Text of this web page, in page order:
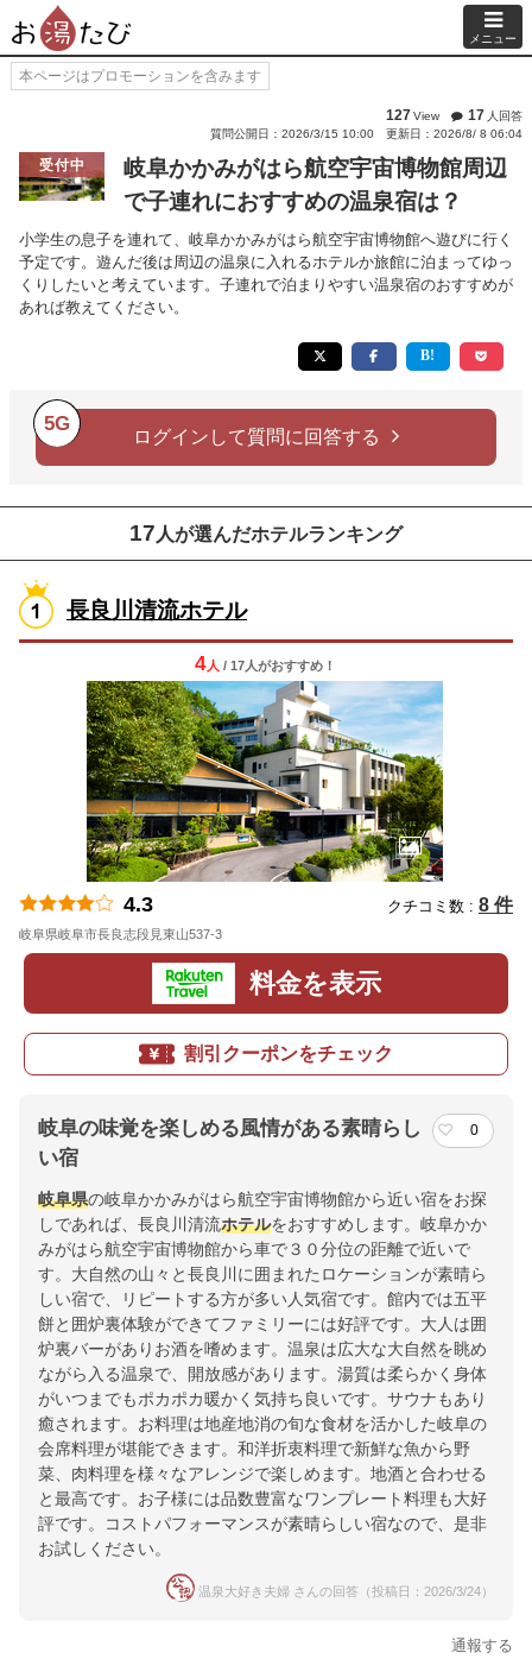
メニュー
本ページはプロモーションを含みます
127View 17 人回答
質問公開日：2026/3/15 10:00
更新日：2026/8/ 8 06:04
受付中
岐阜かかみがはら航空宇宙博物館周辺
で子連れにおすすめの温泉宿は？
小学生の息子を連れて、岐阜かかみがはら航空宇宙博物館へ遊びに行く
予定です。遊んだ後は周辺の温泉に入れるホテルか旅館に泊まってゆっ
くりしたいと考えています。子連れで泊まりやすい温泉宿のおすすめが
あれば教えてください。
5G
ログインして質問に回答する
17 人が選んだホテルランキング
長良川清流ホテル
4人 / 17人がおすすめ！
4.3 クチコミ数 : 8 件
岐阜県岐阜市長良志段見東山537-3
料金を表示
割引クーポンをチェック
岐阜の味覚を楽しめる風情がある素晴らし
い宿
0
岐阜県の岐阜かかみがはら航空宇宙博物館から近い宿をお探
しであれば、長良川清流ホテルをおすすめします。岐阜かか
みがはら航空宇宙博物館から車で３０分位の距離で近いで
す。大自然の山々と長良川に囲まれたロケーションが素晴ら
しい宿で、リピートする方が多い人気宿です。館内では五平
餅と囲炉裏体験ができてファミリーには好評です。大人は囲
炉裏バーがありお酒を嗜めます。温泉は広大な大自然を眺め
ながら入る温泉で、開放感があります。湯質は柔らかく身体
がいつまでもポカポカ暖かく気持ち良いです。サウナもあり
癒されます。お料理は地産地消の旬な食材を活かした岐阜の
会席料理が堪能できます。和洋折衷料理で新鮮な魚から野
菜、肉料理を様々なアレンジで楽しめます。地酒と合わせる
と最高です。お子様には品数豊富なワンプレート料理も大好
評です。コストパフォーマンスが素晴らしい宿なので、是非
お試しください。
温泉大好き夫婦 さんの回答（投稿日：2026/3/24）
通報する